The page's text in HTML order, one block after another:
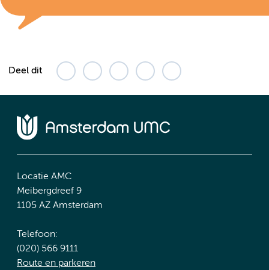
Deel dit
Locatie AMC
Meibergdreef 9
1105 AZ Amsterdam
Telefoon:
(020) 566 9111
Route en parkeren